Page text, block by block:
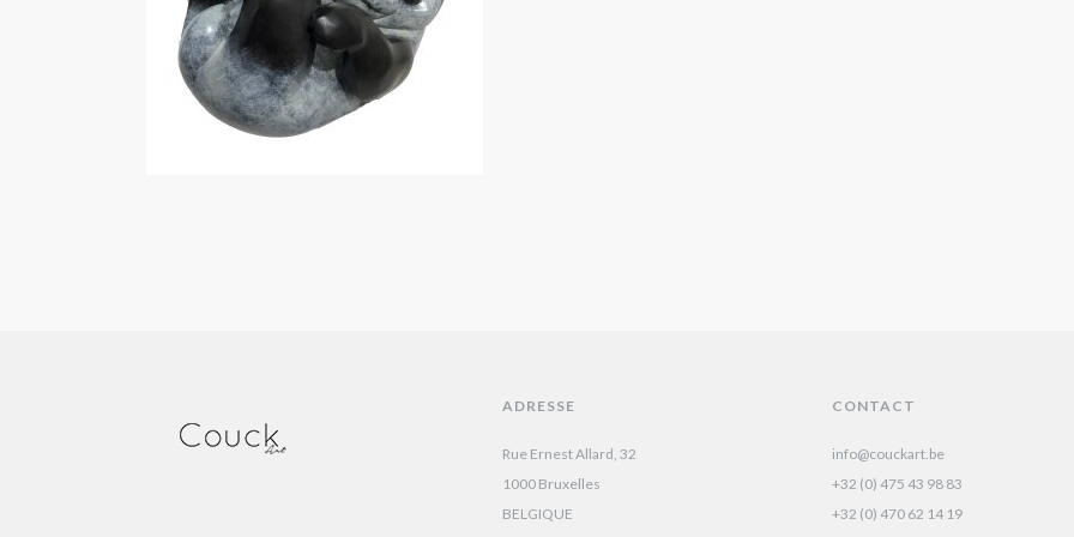
ADRESSE
Rue Ernest Allard, 32
1000 Bruxelles
BELGIQUE
CONTACT
info@couckart.be
+32 (0) 475 43 98 83
+32 (0) 470 62 14 19‬